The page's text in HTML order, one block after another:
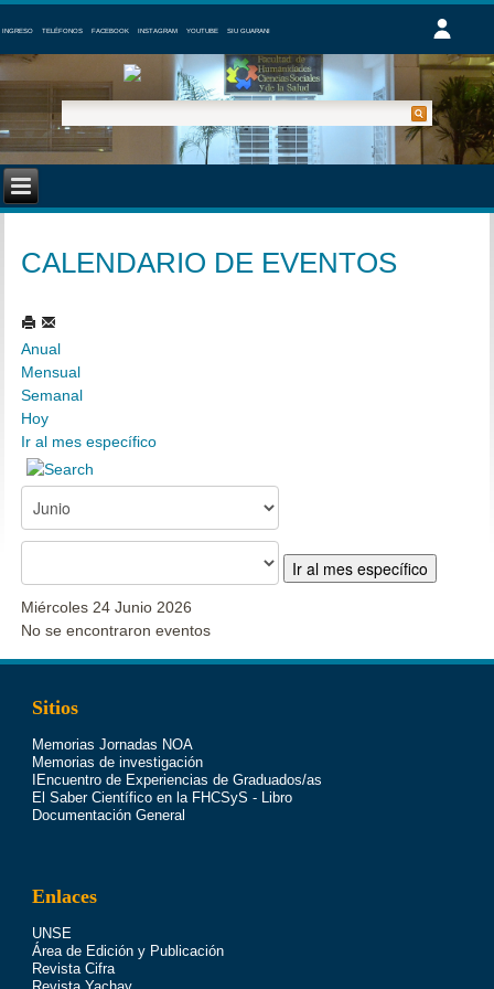
INGRESO TELÉFONOS FACEBOOK INSTAGRAM YOUTUBE SIU GUARANI
CALENDARIO DE EVENTOS
Anual
Mensual
Semanal
Hoy
Ir al mes específico
Ir al mes específico
Miércoles 24 Junio 2026
No se encontraron eventos
Sitios
Memorias Jornadas NOA
Memorias de investigación
IEncuentro de Experiencias de Graduados/as
El Saber Científico en la FHCSyS - Libro
Documentación General
Enlaces
UNSE
Área de Edición y Publicación
Revista Cifra